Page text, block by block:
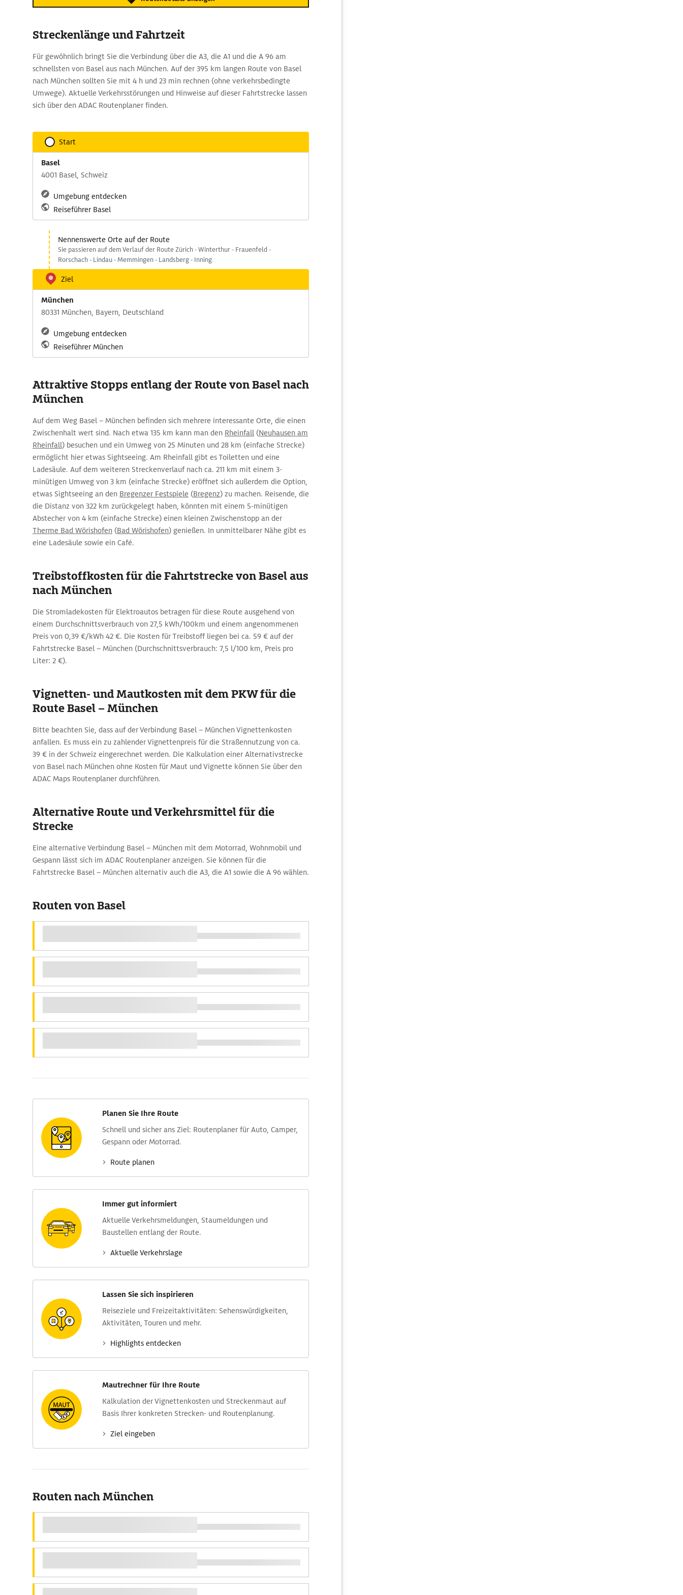
Streckenlänge und Fahrtzeit
Für gewöhnlich bringt Sie die Verbindung über die A3, die A1 und die A 96 am
schnellsten von Basel aus nach München. Auf der 395 km langen Route von Basel
nach München sollten Sie mit 4 h und 23 min rechnen (ohne verkehrsbedingte
Umwege). Aktuelle Verkehrsstörungen und Hinweise auf dieser Fahrtstrecke lassen
sich über den ADAC Routenplaner finden.
Start
Basel
4001 Basel, Schweiz
Umgebung entdecken
Reiseführer Basel
Nennenswerte Orte auf der Route
Sie passieren auf dem Verlauf der Route Zürich - Winterthur - Frauenfeld -
Rorschach - Lindau - Memmingen - Landsberg - Inning.
Ziel
München
80331 München, Bayern, Deutschland
Umgebung entdecken
Reiseführer München
Attraktive Stopps entlang der Route von Basel nach
München
Auf dem Weg Basel – München befinden sich mehrere interessante Orte, die einen
Zwischenhalt wert sind. Nach etwa 135 km kann man den Rheinfall (Neuhausen am
Rheinfall) besuchen und ein Umweg von 25 Minuten und 28 km (einfache Strecke)
ermöglicht hier etwas Sightseeing. Am Rheinfall gibt es Toiletten und eine
Ladesäule. Auf dem weiteren Streckenverlauf nach ca. 211 km mit einem 3-
minütigen Umweg von 3 km (einfache Strecke) eröffnet sich außerdem die Option,
etwas Sightseeing an den Bregenzer Festspiele (Bregenz) zu machen. Reisende, die
die Distanz von 322 km zurückgelegt haben, könnten mit einem 5-minütigen
Abstecher von 4 km (einfache Strecke) einen kleinen Zwischenstopp an der
Therme Bad Wörishofen (Bad Wörishofen) genießen. In unmittelbarer Nähe gibt es
eine Ladesäule sowie ein Café.
Treibstoffkosten für die Fahrtstrecke von Basel aus
nach München
Die Stromladekosten für Elektroautos betragen für diese Route ausgehend von
einem Durchschnittsverbrauch von 27,5 kWh/100km und einem angenommenen
Preis von 0,39 €/kWh 42 €. Die Kosten für Treibstoff liegen bei ca. 59 € auf der
Fahrtstrecke Basel – München (Durchschnittsverbrauch: 7,5 l/100 km, Preis pro
Liter: 2 €).
Vignetten- und Mautkosten mit dem PKW für die
Route Basel – München
Bitte beachten Sie, dass auf der Verbindung Basel – München Vignettenkosten
anfallen. Es muss ein zu zahlender Vignettenpreis für die Straßennutzung von ca.
39 € in der Schweiz eingerechnet werden. Die Kalkulation einer Alternativstrecke
von Basel nach München ohne Kosten für Maut und Vignette können Sie über den
ADAC Maps Routenplaner durchführen.
Alternative Route und Verkehrsmittel für die
Strecke
Eine alternative Verbindung Basel – München mit dem Motorrad, Wohnmobil und
Gespann lässt sich im ADAC Routenplaner anzeigen. Sie können für die
Fahrtstrecke Basel – München alternativ auch die A3, die A1 sowie die A 96 wählen.
Routen von Basel
Planen Sie Ihre Route
Schnell und sicher ans Ziel: Routen­planer für Auto, Camper,
Gespann oder Motorrad.
Route planen
Immer gut informiert
Aktuelle Verkehrs­meldungen, Stau­meldungen und
Baustellen entlang der Route.
Aktuelle Verkehrs­lage
Lassen Sie sich inspirieren
Reise­ziele und Freizeit­aktivitäten: Sehens­würdig­keiten,
Aktivitäten, Touren und mehr.
Highlights entdecken
Mautrechner für Ihre Route
Kalkulation der Vignettenkosten und Streckenmaut auf
Basis Ihrer konkreten Strecken- und Routenplanung.
Ziel eingeben
Routen nach München